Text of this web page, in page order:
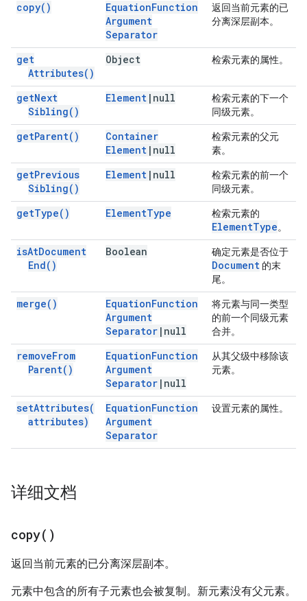
copy( ) EquationFunction
Argument
Separator
返回当前元素的已
分离深层副本。
get
Attributes( )
Object 检索元素的属性。
getNext
Sibling( )
Element | null
检索元素的下一个
同级元素。
getParent( )
Container
Element | null
检索元素的父元
素。
getPrevious
Sibling( )
Element | null
检索元素的前一个
同级元素。
getType( ) ElementType 检索元素的
ElementType。
isAtDocument
End( )
Boolean 确定元素是否位于
Document 的末
尾。
merge( ) EquationFunction
Argument
Separator | null
将元素与同一类型
的前一个同级元素
合并。
removeFrom
Parent( )
EquationFunction
Argument
Separator | null
从其父级中移除该
元素。
setAttributes(
attributes)
EquationFunction
Argument
Separator
设置元素的属性。
详细文档
copy( )
返回当前元素的已分离深层副本。
元素中包含的所有子元素也会被复制。新元素没有父元素。